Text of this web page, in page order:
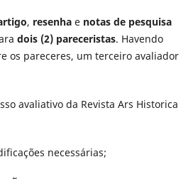
, resenhae notas de pesquisa
dois (2) pareceristas. Havendo
os pareceres, um terceiro avaliador
avaliativo da Revista Ars Historica
necessárias;